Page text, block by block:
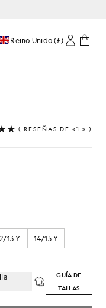
predictiva
Reino Unido (£)
( RESEÑAS DE «1 » )
13 Y 14/15 Y
GUÍA DE
TALLAS